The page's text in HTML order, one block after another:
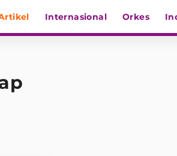
Internasional Orkes